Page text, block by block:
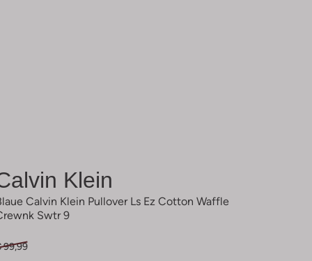
Klein
Calvin Klein Pullover Ls Ez Cotton Waffle
Swtr 9
99,99